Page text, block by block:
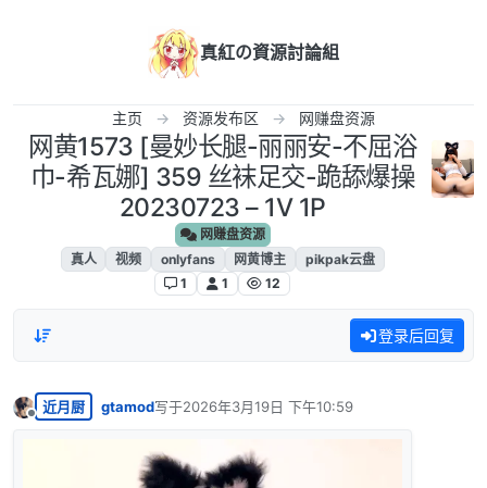
真紅の資源討論組
主页 资源发布区 网赚盘资源
网黄1573 [曼妙长腿-丽丽安-不屈浴
巾-希瓦娜] 359 丝袜足交-跪舔爆操
20230723 – 1V 1P
网赚盘资源
真人
视频 onlyfans 网黄博主
pikpak云盘
1
1 12
登录后回复
离线
近月厨 gtamod写于2026年3月19日 下午10:59
最后由 编辑